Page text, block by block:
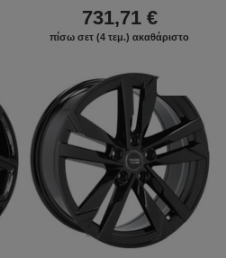
731,71 €
πίσω σετ (4 τεμ.) ακαθάριστο